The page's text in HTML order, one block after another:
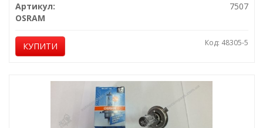
Артикул:
7507
OSRAM
КУПИТИ Код: 48305-5